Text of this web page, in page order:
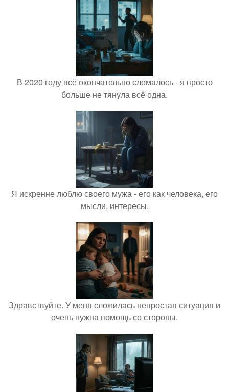
В 2020 году всё окончательно сломалось - я просто
больше не тянула всё одна.
Я искренне люблю своего мужа - его как человека, его
мысли, интересы.
Здравствуйте. У меня сложилась непростая ситуация и
очень нужна помощь со стороны.